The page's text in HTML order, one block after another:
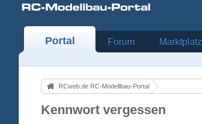
Portal Forum Marktplatz
RCweb.de RC-Modellbau-Portal
Kennwort vergessen